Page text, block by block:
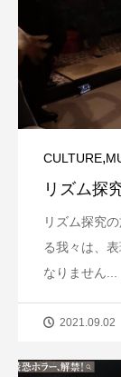
CULTURE,
リズム探
リズム探究
る我々は、
なりません...
2021.09.02